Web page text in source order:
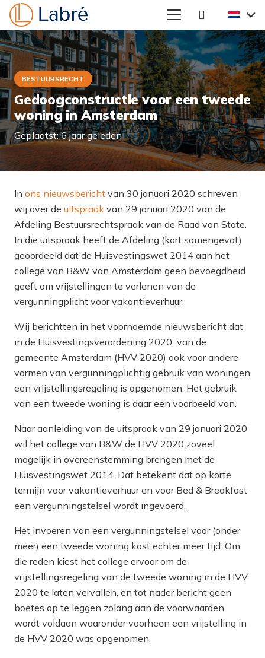
BESTUURSRECHT
Gedoogconstructie voor een tweede
woning in Amsterdam
Geplaatst:6 jaar geleden
In ons nieuwsbericht van 30 januari 2020 schreven
wij over de uitspraak van 29 januari 2020 van de
Afdeling Bestuursrechtspraak van de Raad van State.
In die uitspraak heeft de Afdeling (kort samengevat)
geoordeeld dat de Huisvestingswet 2014 aan het
college van B&W van Amsterdam geen bevoegdheid
geeft om vrijstellingen te verlenen van de
vergunningplicht voor vakantieverhuur.
Wij berichtten in het voornoemde nieuwsbericht dat
in de Huisvestingsverordening 2020 van de
gemeente Amsterdam (HVV 2020) ook voor andere
vormen van vergunningplichtig gebruik van woningen
een vrijstellingsregeling is opgenomen. Het gebruik
van een tweede woning is daar een voorbeeld van.
Naar aanleiding van de uitspraak van 29 januari 2020
wil het college van B&W de HVV 2020 zoveel
mogelijk in overeenstemming brengen met de
Huisvestingswet 2014. Dat betekent dat op korte
termijn voor vakantieverhuur en voor Bed & Breakfast
een vergunningstelsel wordt ingevoerd.
Het invoeren van een vergunningstelsel voor (onder
meer) een tweede woning kost echter meer tijd. Om
die reden kiest het college ervoor om de
vrijstellingsregeling van de tweede woning in de HVV
2020 te laten vervallen, en tot nader bericht geen
boetes op te leggen zolang aan de voorwaarden
wordt voldaan waaronder voorheen een vrijstelling in
de HVV 2020 was opgenomen.